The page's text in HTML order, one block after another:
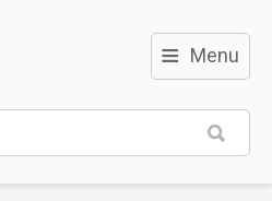
≡ Menu